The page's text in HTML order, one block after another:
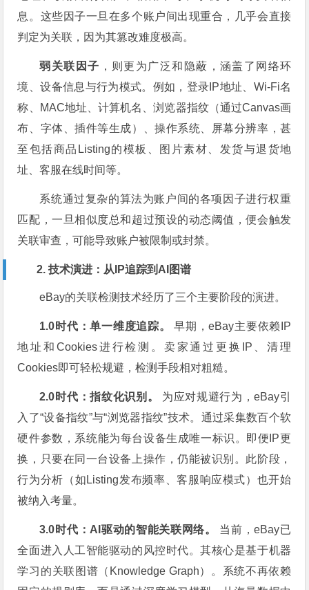
息。这些因子一旦在多个账户间出现重合，几乎会直接
判定为关联，因为其篡改难度极高。
弱关联因子 ，则更为广泛和隐蔽，涵盖了网络环
境、设备信息与行为模式。例如，登录IP地址、Wi-Fi名
称、MAC地址、计算机名、浏览器指纹（通过Canvas画
布、字体、插件等生成）、操作系统、屏幕分辨率，甚
至包括商品Listing的模板、图片素材、发货与退货地
址、客服在线时间等。
系统通过复杂的算法为账户间的各项因子进行权重
匹配，一旦相似度总和超过预设的动态阈值，便会触发
关联审查，可能导致账户被限制或封禁。
2. 技术演进：从IP追踪到AI图谱
eBay的关联检测技术经历了三个主要阶段的演进。
1.0时代：单一维度追踪。
早期，eBay主要依赖IP
地址和Cookies进行检测。卖家通过更换IP、清理
Cookies即可轻松规避，检测手段相对粗糙。
2.0时代：指纹化识别。
为应对规避行为，eBay引
入了“设备指纹”与“浏览器指纹”技术。通过采集数百个软
硬件参数，系统能为每台设备生成唯一标识。即便IP更
换，只要在同一台设备上操作，仍能被识别。此阶段，
行为分析（如Listing发布频率、客服响应模式）也开始
被纳入考量。
3.0时代：AI驱动的智能关联网络。
当前，eBay已
全面进入人工智能驱动的风控时代。其核心是基于机器
学习的关联图谱（Knowledge Graph）。系统不再依赖